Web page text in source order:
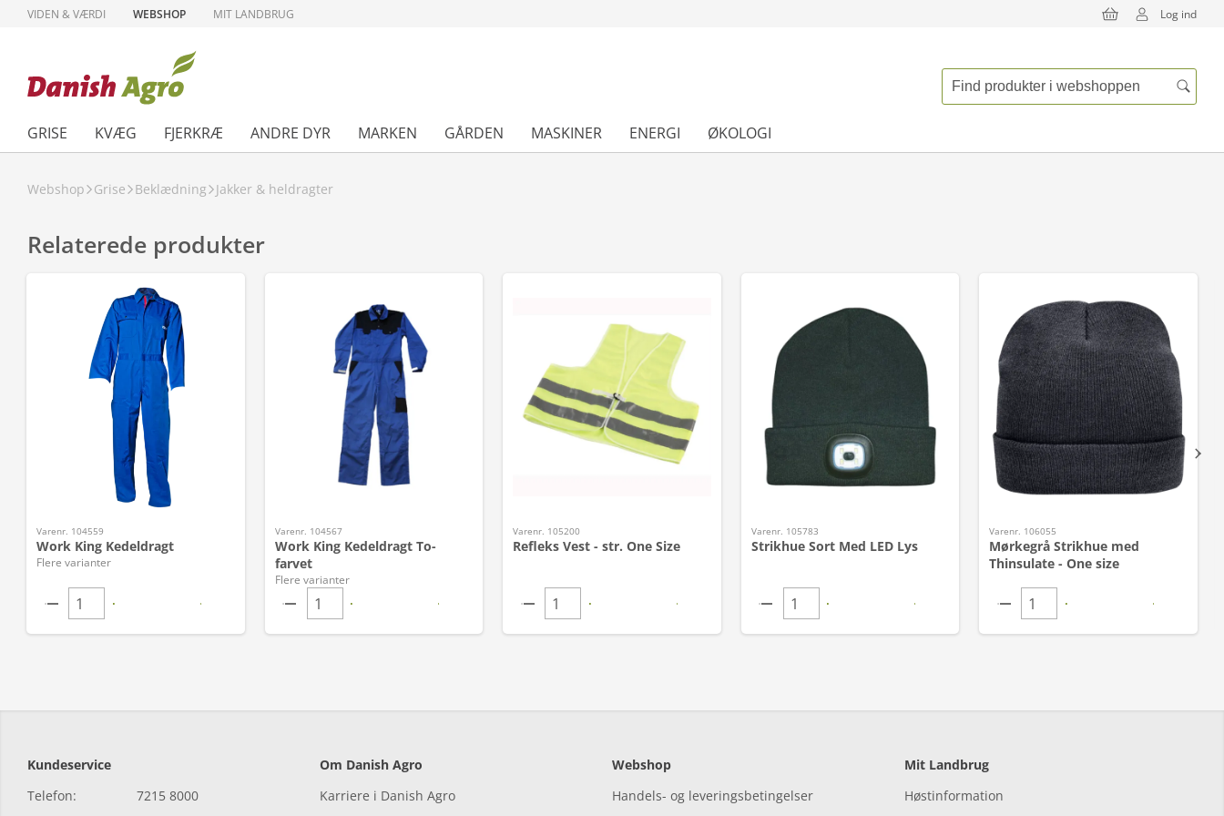
VIDEN & VÆRDI WEBSHOP MIT LANDBRUG Log ind
GRISE KVÆG FJERKRÆ ANDRE DYR MARKEN GÅRDEN MASKINER ENERGI ØKOLOGI
Webshop Grise Beklædning Jakker & heldragter
Relaterede produkter
Varenr. 104559
Work King Kedeldragt
Flere varianter
Varenr. 104567
Work King Kedeldragt To-
farvet
Flere varianter
Varenr. 105200
Refleks Vest - str. One Size
Varenr. 105783
Strikhue Sort Med LED Lys
Varenr. 106055
Mørkegrå Strikhue med
Thinsulate - One size
Kundeservice
Telefon:
7215 8000
Om Danish Agro
Karriere i Danish Agro
Webshop
Handels- og leveringsbetingelser
Mit Landbrug
Høstinformation